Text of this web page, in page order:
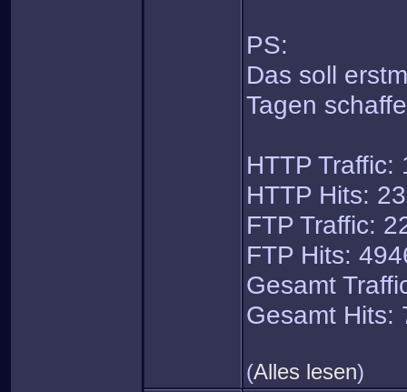
PS:
Das soll
Tagen
HTTP Traffic:
HTTP Hits:
FTP Traffic:
FTP Hits:
Gesamt
Gesamt Hits:
(Alles lesen)